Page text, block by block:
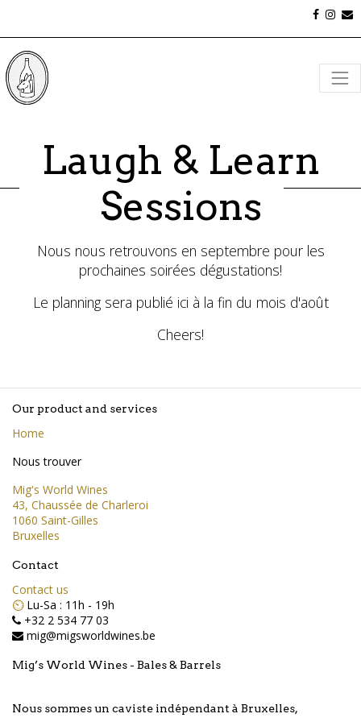
Laugh & Learn
Sessions
Nous nous retrouvons en septembre pour les
prochaines soirées dégustations!
Le planning sera publié ici à la fin du mois d'août
Cheers!
Our product and services
Home
Nous trouver
Mig's World Wines
43, Chaussée de Charleroi
1060 Saint-Gilles
Bruxelles
Contact
Contact us
⏲️ Lu-Sa : 11h - 19h
+32 2 534 77 03
mig@migsworldwines.be
Mig’s World Wines - Bales & Barrels
Nous sommes un caviste indépendant à Bruxelles,